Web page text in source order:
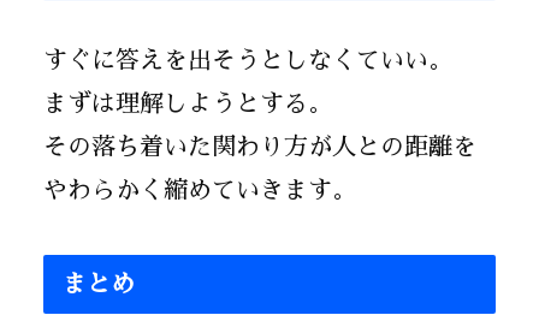
すぐに答えを出そうとしなくていい。
まずは理解しようとする。
その落ち着いた関わり方が人との距離を
やわらかく縮めていきます。
まとめ